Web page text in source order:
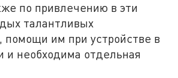
по привлечению в эти
талантливых
помощи им при устройстве в
и необходима отдельная